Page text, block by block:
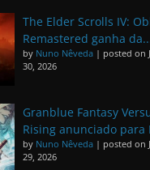
The Elder Scrolls IV:
Remastered ganha
by Nuno Nêveda | posted on
30, 2026
Granblue Fantasy
Rising anunciado para
by Nuno Nêveda | posted on
29, 2026